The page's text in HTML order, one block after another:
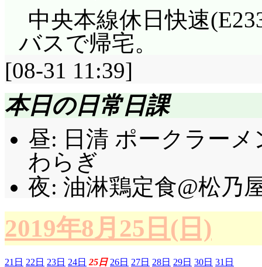
中央本線休日快速
バスで帰宅。
[08-31 11:39]
本日の日常日課
昼: 日清 ポークラー
わらぎ
夜: 油淋鶏定食@松乃
2019年8月25日(日)
21日 22日 23日 24日 25日 26日 27日 28日 29日 30日 31日